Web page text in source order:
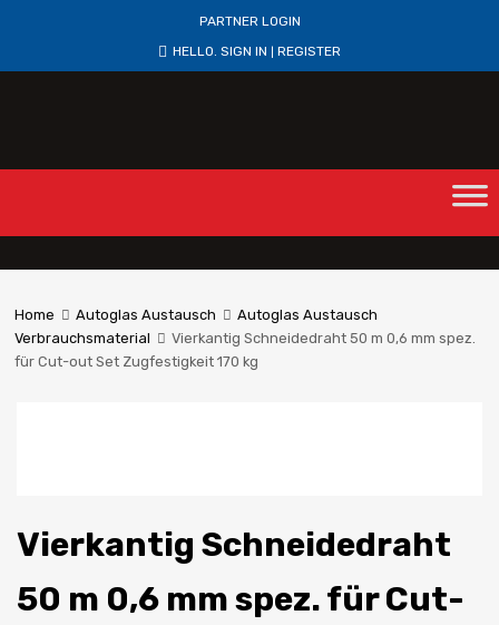
PARTNER LOGIN
HELLO. SIGN IN REGISTER
Home Autoglas Austausch
Autoglas Austausch
Verbrauchsmaterial
Vierkantig Schneidedraht 50 m 0,6 mm spez.
für Cut-out Set Zugfestigkeit 170 kg
Vierkantig Schneidedraht
50 m 0,6 mm spez. für Cut-